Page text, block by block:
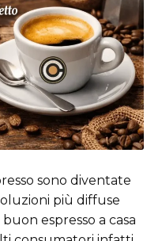
sono diventate
più diffuse
espresso a casa